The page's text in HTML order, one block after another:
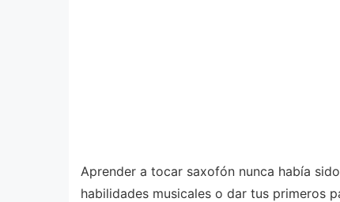
Aprender a tocar saxofón nunca había
habilidades musicales o dar tus primeros